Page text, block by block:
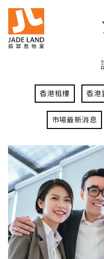
香港租樓 香港
市場最新消息